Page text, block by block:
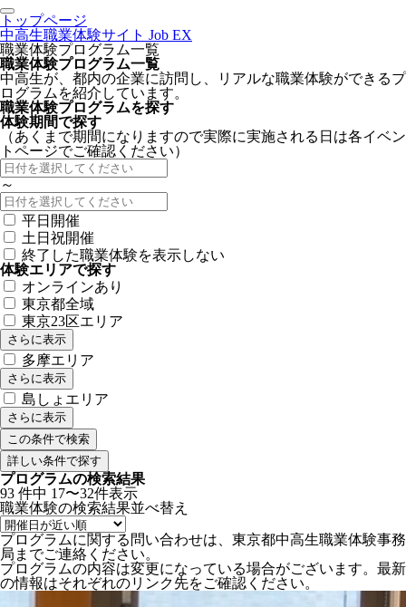
トップページ
中高生職業体験サイト Job EX
職業体験プログラム一覧
職業体験プログラム一覧
中高生が、都内の企業に訪問し、リアルな職業体験ができるプ
ログラムを紹介しています。
職業体験プログラムを探す
体験期間で探す
（あくまで期間になりますので実際に実施される日は各イベン
トページでご確認ください）
～
平日開催
土日祝開催
終了した職業体験を表示しない
体験エリアで探す
オンラインあり
東京都全域
東京23区エリア
さらに表示
多摩エリア
さらに表示
島しょエリア
さらに表示
詳しい条件で探す
プログラムの検索結果
93 件中 17〜32件表示
職業体験の検索結果並べ替え
プログラムに関する問い合わせは、東京都中高生職業体験事務
局までご連絡ください。
プログラムの内容は変更になっている場合がございます。最新
の情報はそれぞれのリンク先をご確認ください。